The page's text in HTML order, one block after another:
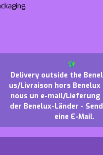
Delivery outside the
us/Livraison hors Benelux
nous un e-mail/Lieferung
der Benelux-Länder -
eine E-Mail.